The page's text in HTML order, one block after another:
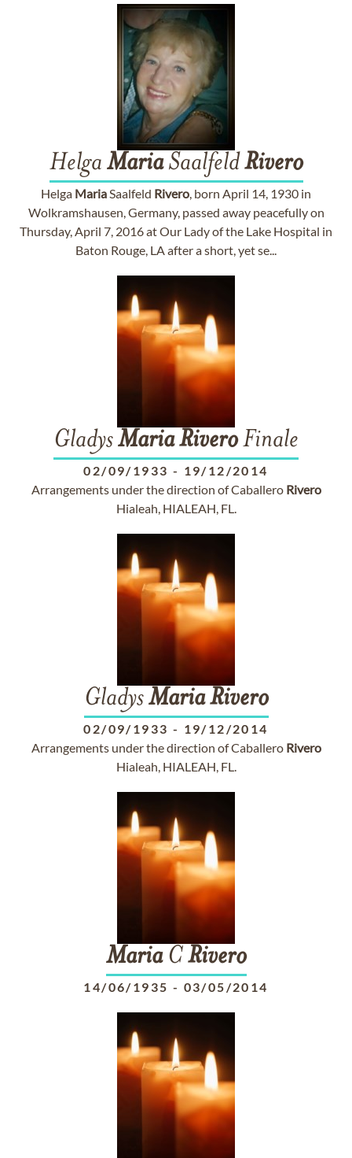
Helga MariaSaalfeldRivero
Helga MariaSaalfeld Rivero, born April 14, 1930 in
Wolkramshausen, Germany, passed away peacefully on
Thursday, April 7, 2016 at Our Lady of the Lake Hospital in
Baton Rouge, LA after a short, yet se...
GladysMariaRiveroFinale
02/09/1933 - 19/12/2014
Arrangements under the direction of Caballero Rivero
Hialeah, HIALEAH, FL.
GladysMaria Rivero
02/09/1933 - 19/12/2014
Arrangements under the direction of Caballero Rivero
Hialeah, HIALEAH, FL.
MariaCRivero
14/06/1935 - 03/05/2014